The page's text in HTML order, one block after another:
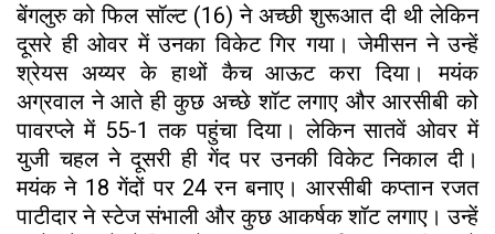
बेंगलुरु को फिल सॉल्ट (16) ने अच्छी शुरूआत दी थी लेकिन
दूसरे ही ओवर में उनका विकेट गिर गया। जेमीसन ने उन्हें
श्रेयस अय्यर के हाथों कैच आऊट करा दिया। मयंक
अग्रवाल ने आते ही कुछ अच्छे शॉट लगाए और आरसीबी को
पावरप्ले में 55-1 तक पहुंचा दिया। लेकिन सातवें ओवर में
युजी चहल ने दूसरी ही गेंद पर उनकी विकेट निकाल दी।
मयंक ने 18 गेंदों पर 24 रन बनाए। आरसीबी कप्तान रजत
पाटीदार ने स्टेज संभाली और कुछ आकर्षक शॉट लगाए। उन्हें